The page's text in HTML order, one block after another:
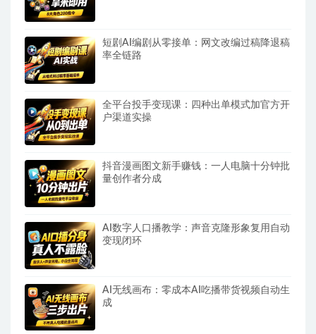
短剧AI编剧从零接单：网文改编过稿降退稿
率全链路
全平台投手变现课：四种出单模式加官方开
户渠道实操
抖音漫画图文新手赚钱：一人电脑十分钟批
量创作者分成
AI数字人口播教学：声音克隆形象复用自动
变现闭环
AI无线画布：零成本AI吃播带货视频自动生
成